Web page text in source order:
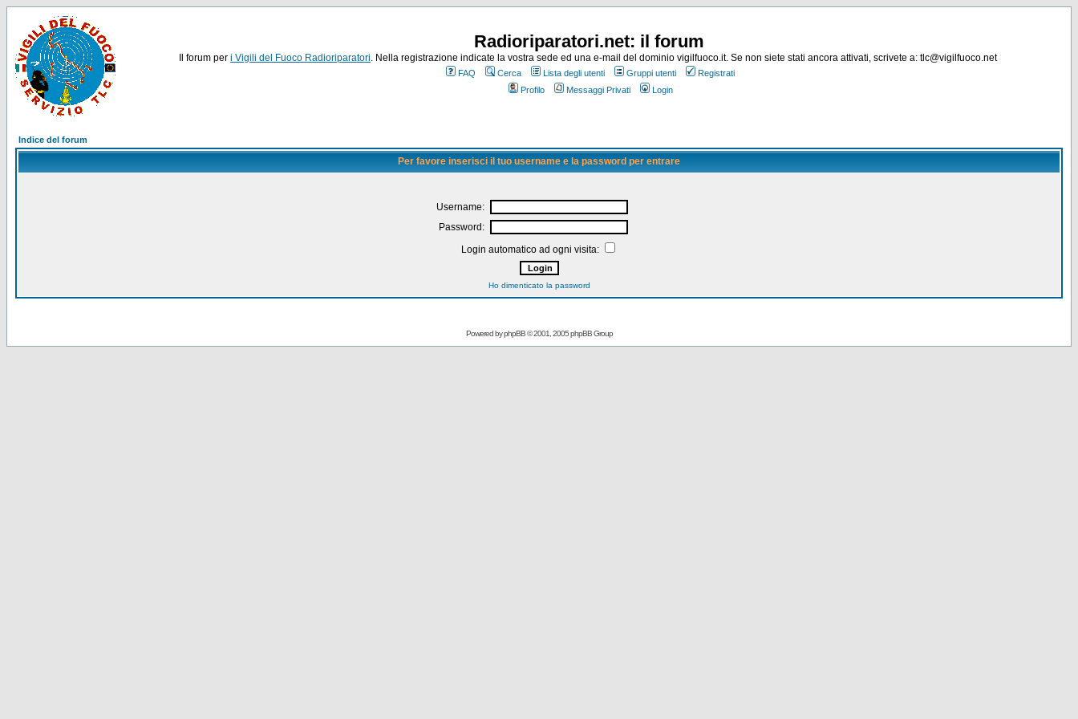
Radioriparatori.net: il forum
Il forum per i Vigili del Fuoco Radioriparatori. Nella registrazione indicate la vostra sede ed una e-mail del dominio vigilfuoco.it. Se non siete stati ancora attivati, scrivete a: tlc@vigilfuoco.net
FAQ Cerca Lista degli utenti Gruppi utenti
Registrati
Profilo
Messaggi Privati Login
Indice del forum
Per favore inserisci il tuo username e la password per entrare
Username:
Password:
Login automatico ad ogni visita:
Ho dimenticato la password
Powered byphpBB© 2001, 2005 phpBB Group